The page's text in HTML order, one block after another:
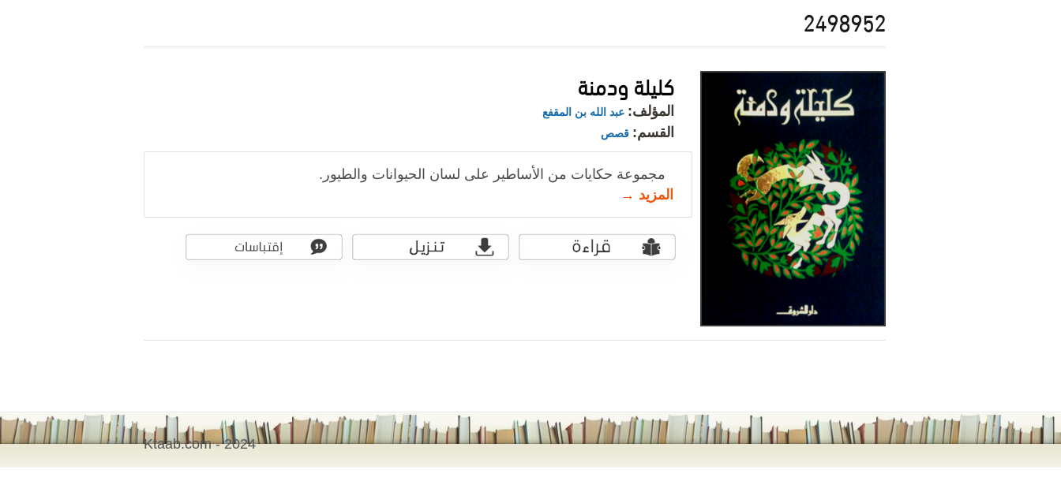
2498952
كليلة ودمنة
المؤلف: عبد الله بن المقفع
القسم: قصص
مجموعة حكايات من الأساطير على لسان الحيوانات والطيور.
المزيد →
Ktaab.com - 2024